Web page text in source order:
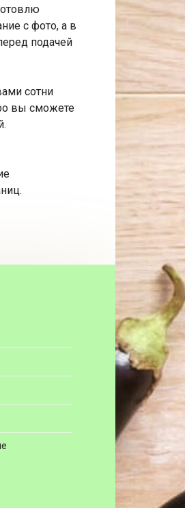
с фото, а в
подачей
сотни
вы сможете